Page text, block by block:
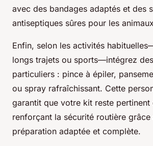
avec des bandages adaptés et des
antiseptiques sûres pour les
Enfin, selon les activités
longs trajets ou sports—intégrez
particuliers : pince à épiler,
ou spray rafraîchissant. Cette
garantit que votre kit reste pertinent
renforçant la sécurité routière grâce
préparation adaptée et complète.